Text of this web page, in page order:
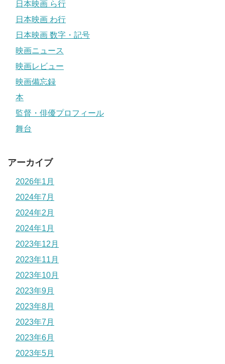
日本映画 ら行
日本映画 わ行
日本映画 数字・記号
映画ニュース
映画レビュー
映画備忘録
本
監督・俳優プロフィール
舞台
アーカイブ
2026年1月
2024年7月
2024年2月
2024年1月
2023年12月
2023年11月
2023年10月
2023年9月
2023年8月
2023年7月
2023年6月
2023年5月